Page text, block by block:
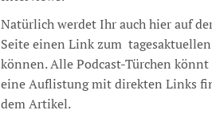
Natürlich werdet Ihr auch hier auf
Seite einen Link zum
können. Alle Podcast-Türchen
eine Auflistung mit direkten Links
dem Artikel.